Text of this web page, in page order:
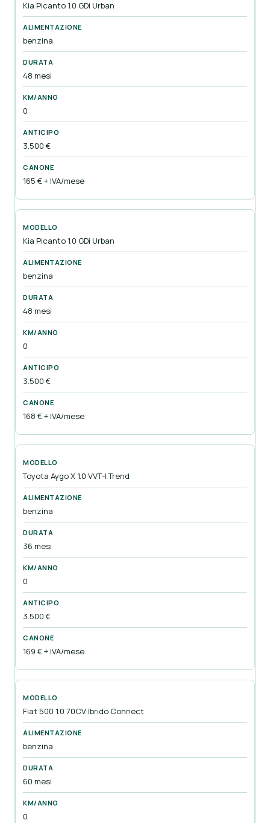
Kia Picanto 1.0 GDi Urban
benzina
48 mesi
0
3.500 €
165 € + IVA/mese
Kia Picanto 1.0 GDi Urban
benzina
48 mesi
0
3.500 €
168 € + IVA/mese
Toyota Aygo X 1.0 VVT-I Trend
benzina
36 mesi
0
3.500 €
169 € + IVA/mese
Fiat 500 1.0 70CV Ibrido Connect
benzina
60 mesi
0